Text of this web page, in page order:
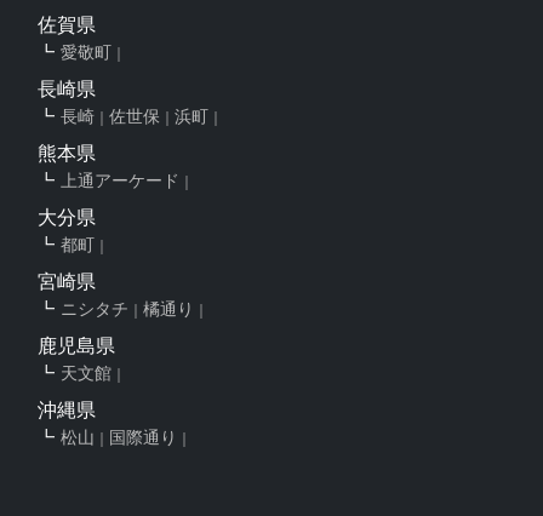
佐賀県
愛敬町
長崎県
長崎 佐世保 浜町
熊本県
上通アーケード
大分県
都町
宮崎県
ニシタチ 橘通り
鹿児島県
天文館
沖縄県
松山 国際通り